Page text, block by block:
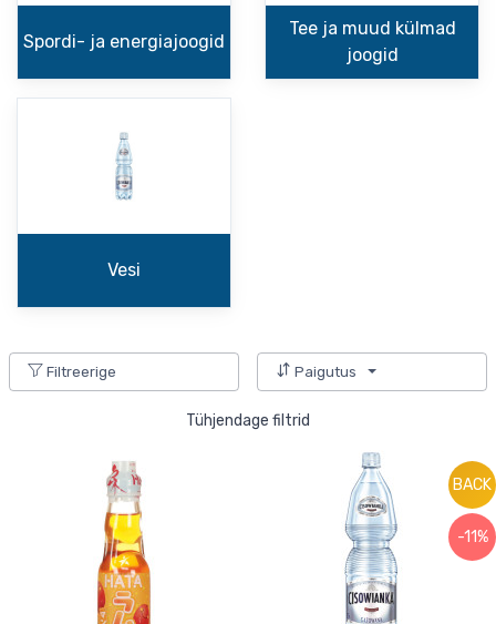
Spordi- ja energiajoogid
Tee ja muud külmad
joogid
Vesi
Filtreerige Paigutus
Tühjendage filtrid
BACK
-11%